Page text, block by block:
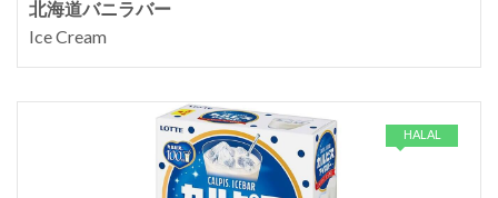
北海道バニラバー
Ice Cream
HALAL